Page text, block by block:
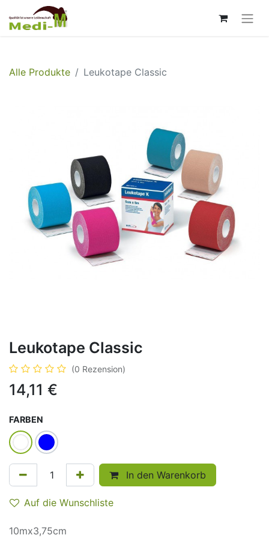
Alle Produkte Leukotape Classic
Leukotape Classic
(0 Rezension)
14,11 €
FARBEN
In den Warenkorb
Auf die Wunschliste
10mx3,75cm